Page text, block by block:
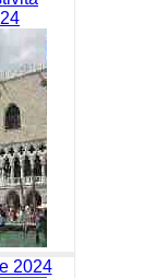
2024